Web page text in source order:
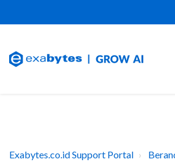
Exabytes.co.id Support Portal